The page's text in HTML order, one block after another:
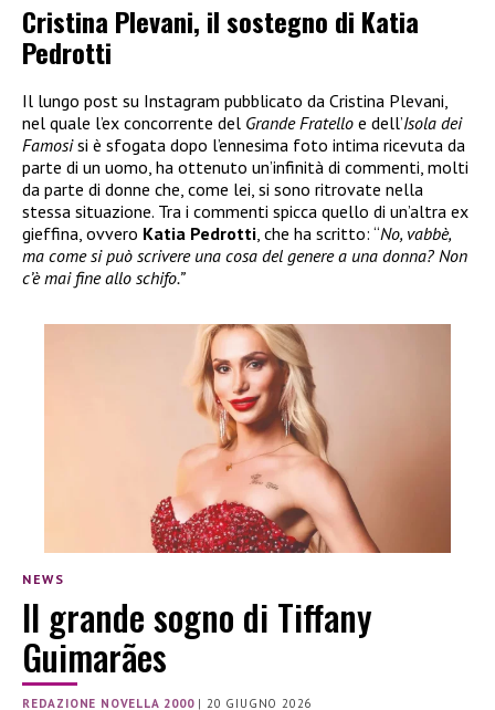
Cristina Plevani, il sostegno di Katia
Pedrotti
Il lungo post su Instagram pubblicato da Cristina Plevani,
nel quale l’ex concorrente del Grande Fratello e dell’Isola dei
Famosisi è sfogata dopo l’ennesima foto intima ricevuta da
parte di un uomo, ha ottenuto un’infinità di commenti, molti
da parte di donne che, come lei, si sono ritrovate nella
stessa situazione. Tra i commenti spicca quello di un’altra ex
gieffina, ovvero Katia Pedrotti, che ha scritto: “No, vabbè,
ma come si può scrivere una cosa del genere a una donna? Non
c’è mai fine allo schifo.”
NEWS
Il grande sogno di Tiffany
Guimarães
REDAZIONE NOVELLA 2000|20 GIUGNO 2026